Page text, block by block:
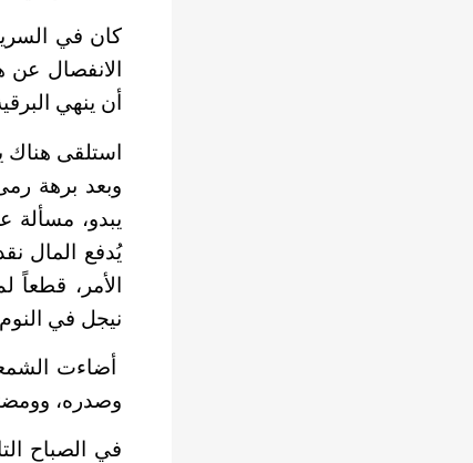
كان في
الانفصال عن
أن ينهي
استلقى هناك
وبعد برهة
يُدفع المال
الأمر، قطعاً
نيجل في
أضاءت
وصدره،
في الصباح